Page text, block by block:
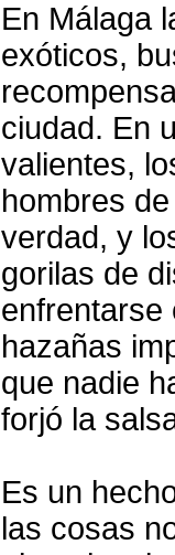
En Málaga
exóticos,
ciudad. En
valientes,
hombres
verdad, y
gorilas de
enfrentarse
hazañas
que nadie
forjó la
Es un
las cosas